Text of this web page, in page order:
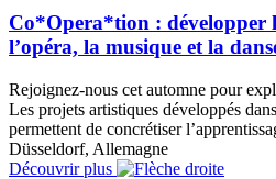
Co*Opera*tion : développer
l’opéra, la musique et la
Rejoignez-nous cet automne pour
Les projets artistiques développés
permettent de concrétiser
Düsseldorf, Allemagne
Découvrir plus